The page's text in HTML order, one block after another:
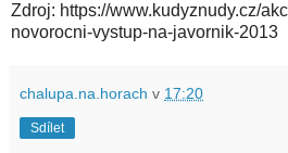
Zdroj: https://www.kudyznudy.cz/
novorocni-vystup-na-javornik-2013
chalupa.na.horach v 17:20
Sdílet